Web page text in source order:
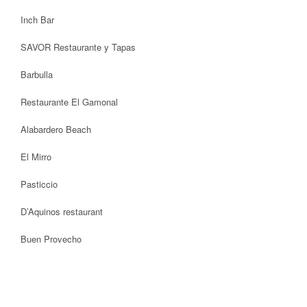
Inch Bar
SAVOR Restaurante y Tapas
Barbulla
Restaurante El Gamonal
Alabardero Beach
El Mirro
Pasticcio
D’Aquinos restaurant
Buen Provecho